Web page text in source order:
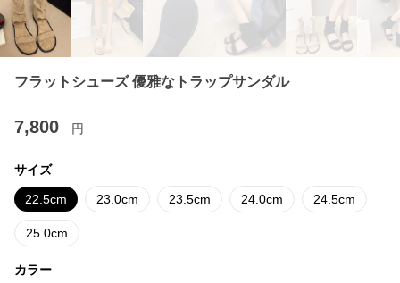
フラットシューズ 優雅なトラップサンダル
7,800 円
サイズ
22.5cm 23.0cm 23.5cm 24.0cm 24.5cm
25.0cm
カラー